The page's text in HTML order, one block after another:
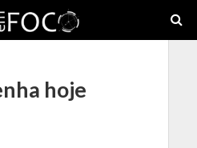
hoje